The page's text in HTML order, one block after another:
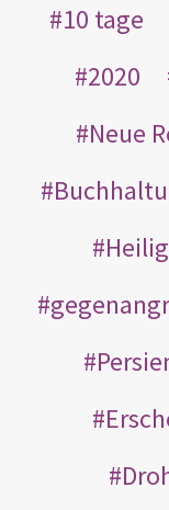
10 tage
2020
Neue